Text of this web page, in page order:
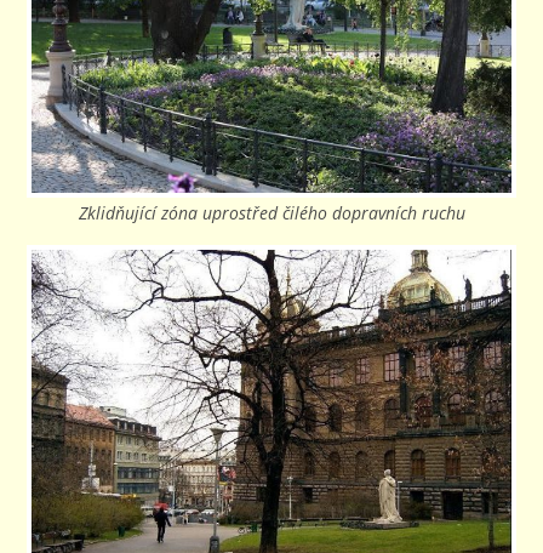
Zklidňující zóna uprostřed čilého dopravních ruchu